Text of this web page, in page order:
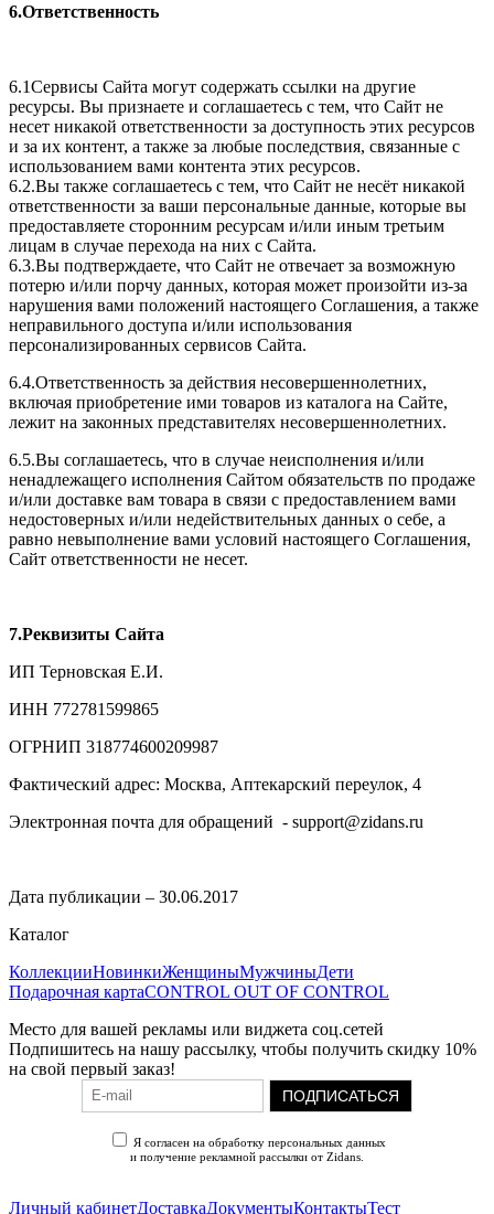
6.Ответственность
6.1Сервисы Сайта могут содержать ссылки на другие
ресурсы. Вы признаете и соглашаетесь с тем, что Сайт не
несет никакой ответственности за доступность этих ресурсов
и за их контент, а также за любые последствия, связанные с
использованием вами контента этих ресурсов.
6.2.Вы также соглашаетесь с тем, что Сайт не несёт никакой
ответственности за ваши персональные данные, которые вы
предоставляете сторонним ресурсам и/или иным третьим
лицам в случае перехода на них с Сайта.
6.3.Вы подтверждаете, что Сайт не отвечает за возможную
потерю и/или порчу данных, которая может произойти из-за
нарушения вами положений настоящего Соглашения, а также
неправильного доступа и/или использования
персонализированных сервисов Сайта.
6.4.Ответственность за действия несовершеннолетних,
включая приобретение ими товаров из каталога на Сайте,
лежит на законных представителях несовершеннолетних.
6.5.Вы соглашаетесь, что в случае неисполнения и/или
ненадлежащего исполнения Сайтом обязательств по продаже
и/или доставке вам товара в связи с предоставлением вами
недостоверных и/или недействительных данных о себе, а
равно невыполнение вами условий настоящего Соглашения,
Сайт ответственности не несет.
7.Реквизиты Сайта
ИП Терновская Е.И.
ИНН 772781599865
ОГРНИП 318774600209987
Фактический адрес: Москва, Аптекарский переулок, 4
Электронная почта для обращений - support@zidans.ru
Дата публикации – 30.06.2017
Каталог
КоллекцииНовинкиЖенщиныМужчиныДети
Подарочная картаCONTROL OUT OF CONTROL
Место для вашей рекламы или виджета соц.сетей
Подпишитесь на нашу рассылку, чтобы получить скидку 10%
на свой первый заказ!
ПОДПИСАТЬСЯ
Я согласен на обработку персональных данных
и получение рекламной рассылки от Zidans.
Личный кабинетДоставкаДокументыКонтактыТест